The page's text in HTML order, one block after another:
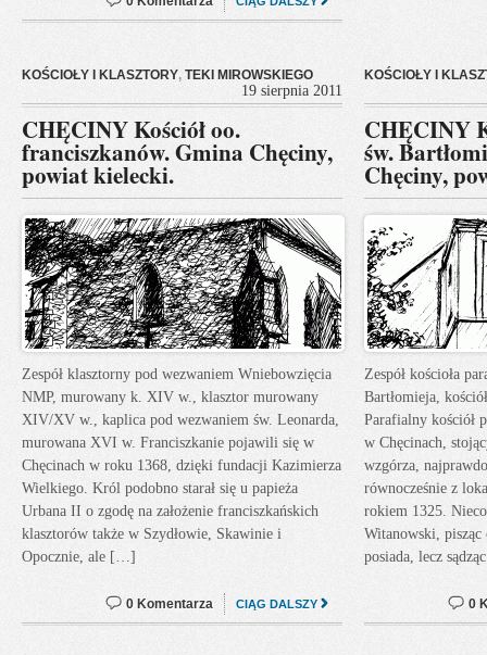
KOŚCIOŁY I KLASZTORY, TEKI MIROWSKIEGO
19 sierpnia 2011
CHĘCINY Kościół oo.
franciszkanów. Gmina Chęciny,
powiat kielecki.
Zespół klasztorny pod wezwaniem Wniebowzięcia
NMP, murowany k. XIV w., klasztor murowany
XIV/XV w., kaplica pod wezwaniem św. Leonarda,
murowana XVI w. Franciszkanie pojawili się w
Chęcinach w roku 1368, dzięki fundacji Kazimierza
Wielkiego. Król podobno starał się u papieża
Urbana II o zgodę na założenie franciszkańskich
klasztorów także w Szydłowie, Skawinie i
Opocznie, ale […]
CIĄG DALSZY
0 Komentarza
KOŚCIOŁY I
CHĘCINY
św.
Chęciny,
Zespół kościoła
Bartłomieja,
Parafialny kościół
w Chęcinach,
wzgórza,
równocześnie z
rokiem 1325.
Witanowski,
posiada, lecz
0